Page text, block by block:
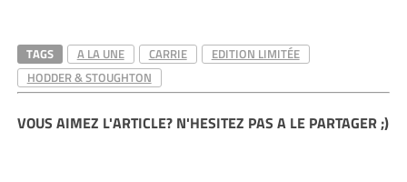
TAGS A LA UNE CARRIE
EDITION LIMITÉE
HODDER & STOUGHTON
VOUS AIMEZ L'ARTICLE? N'HESITEZ PAS A LE PARTAGER ;)